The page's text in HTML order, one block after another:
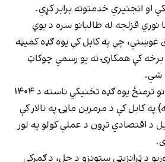
او انجنيري خدمتونه برابر کړي.
نوري قزلجه له طالبانو سره د يوې
چې په کابل کې يوه ګډه کميټه
کې همکارۍ ته يو رسمي چوکاټ
شي.
همداراز، د ايران او طالبانو ترمنځ يوه ګډه تخنيکي ناسته د ۱۴۰۴
په ۲۲مه نېټه) په کابل کې د مرمرين ماڼۍ په تالار کې
د اقتصادي تړون د عملي کولو په لور
د ټرانزیټي ستونزو د حل، د ګمرکي